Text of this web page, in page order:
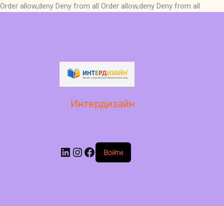
Order allow,deny Deny from all Order allow,deny Deny from all
Интердизайн
LinkedIn
Instagram
Facebook
Войти